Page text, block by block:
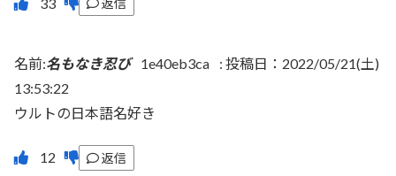
返信
名前:名もなき忍び 1e40eb3ca : 投稿日：2022/05/21(土)
13:53:22
ウルトの日本語名好き
返信